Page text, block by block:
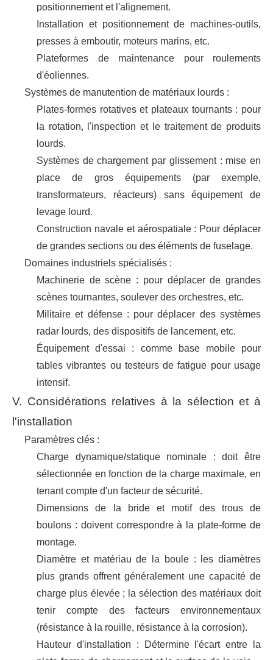
positionnement et l'alignement.
Installation et positionnement de machines-outils,
presses à emboutir, moteurs marins, etc.
Plateformes de maintenance pour roulements
d'éoliennes.
Systèmes de manutention de matériaux lourds :
Plates-formes rotatives et plateaux tournants : pour
la rotation, l'inspection et le traitement de produits
lourds.
Systèmes de chargement par glissement : mise en
place de gros équipements (par exemple,
transformateurs, réacteurs) sans équipement de
levage lourd.
Construction navale et aérospatiale : Pour déplacer
de grandes sections ou des éléments de fuselage.
Domaines industriels spécialisés :
Machinerie de scène : pour déplacer de grandes
scènes tournantes, soulever des orchestres, etc.
Militaire et défense : pour déplacer des systèmes
radar lourds, des dispositifs de lancement, etc.
Équipement d'essai : comme base mobile pour
tables vibrantes ou testeurs de fatigue pour usage
intensif.
V. Considérations relatives à la sélection et à
l'installation
Paramètres clés :
Charge dynamique/statique nominale : doit être
sélectionnée en fonction de la charge maximale, en
tenant compte d'un facteur de sécurité.
Dimensions de la bride et motif des trous de
boulons : doivent correspondre à la plate-forme de
montage.
Diamètre et matériau de la boule : les diamètres
plus grands offrent généralement une capacité de
charge plus élevée ; la sélection des matériaux doit
tenir compte des facteurs environnementaux
(résistance à la rouille, résistance à la corrosion).
Hauteur d'installation : Détermine l'écart entre la